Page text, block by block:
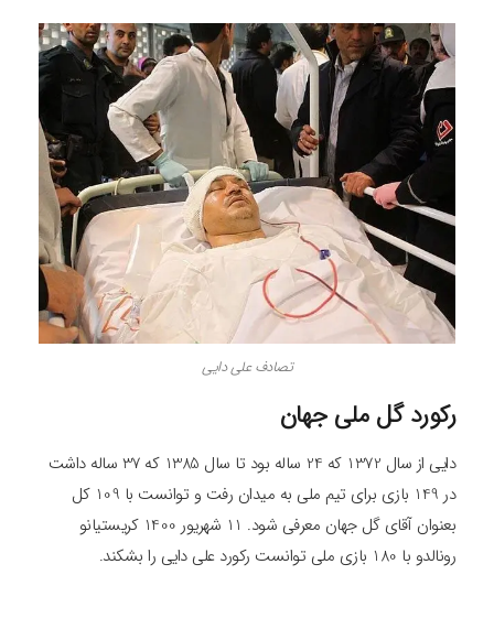
تصادف علی دایی
رکورد گل ملی جهان
دایی از سال 1372 که 24 ساله بود تا سال 1385 که 37 ساله داشت
در 149 بازی برای تیم ملی به میدان رفت و توانست با 109 کل
بعنوان آقای گل جهان معرفی شود. 11 شهریور 1400 کریستیانو
رونالدو با 180 بازی ملی توانست رکورد علی دایی را بشکند.